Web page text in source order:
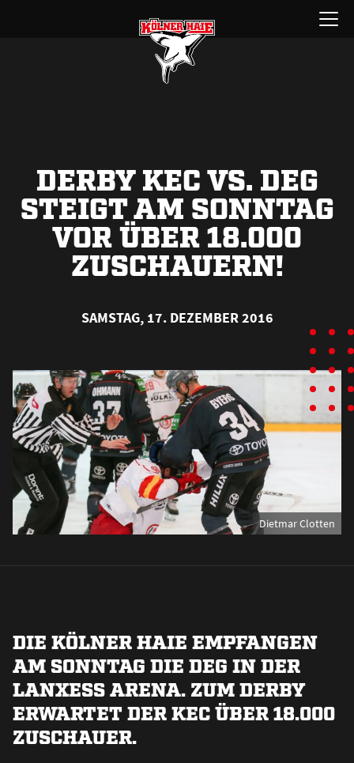
Menü
öffnen
DERBY KEC VS. DEG
STEIGT AM SONNTAG
VOR ÜBER 18.000
ZUSCHAUERN!
SAMSTAG, 17. DEZEMBER 2016
Dietmar Clotten
DIE KÖLNER HAIE EMPFANGEN
AM SONNTAG DIE DEG IN DER
LANXESS ARENA. ZUM DERBY
ERWARTET DER KEC ÜBER 18.000
ZUSCHAUER.